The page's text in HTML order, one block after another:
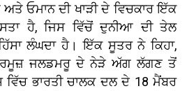
ਅਤੇ ਓਮਾਨ ਦੀ ਖਾੜੀ ਦੇ ਵਿਚਕਾਰ ਇੱਕ
ਹੈ, ਜਿਸ ਵਿੱਚੋਂ ਦੁਨੀਆ ਦੀ ਤੇਲ
ਲੰਘਦਾ ਹੈ। ਇੱਕ ਸੂਤਰ ਨੇ ਕਿਹਾ,
ਜਲਡਮਰੂ ਦੇ ਨੇੜੇ ਅੱਗ ਲੱਗਣ ਤੋਂ
ਭਾਰਤੀ ਚਾਲਕ ਦਲ ਦੇ 18 ਮੈਂਬਰ